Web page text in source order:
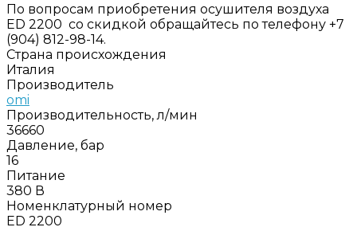
По вопросам приобретения осушителя воздуха
ED 2200 со скидкой обращайтесь по телефону +7
(904) 812-98-14.
Страна происхождения
Италия
Производитель
omi
Производительность, л/мин
36660
Давление, бар
16
Питание
380 В
Номенклатурный номер
ED 2200